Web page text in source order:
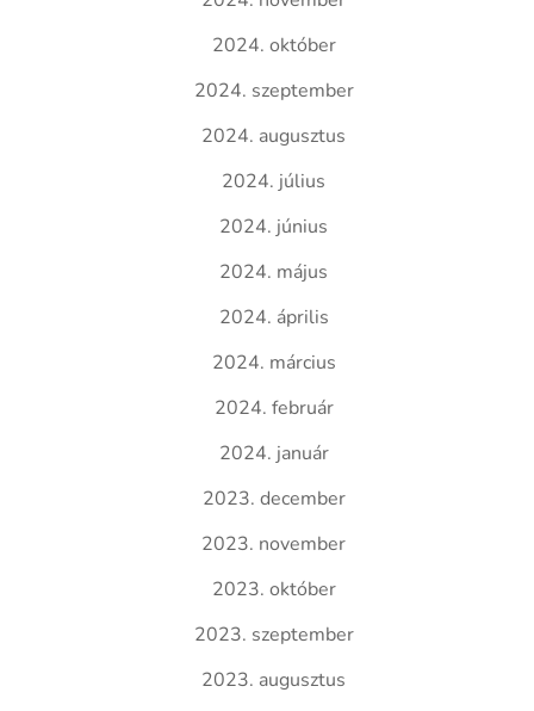
2024. október
2024. szeptember
2024. augusztus
2024. július
2024. június
2024. május
2024. április
2024. március
2024. február
2024. január
2023. december
2023. november
2023. október
2023. szeptember
2023. augusztus